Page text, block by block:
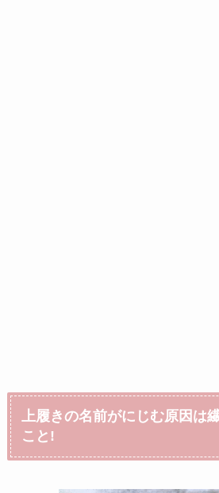
上履きの名前がにじむ原因は
こと!